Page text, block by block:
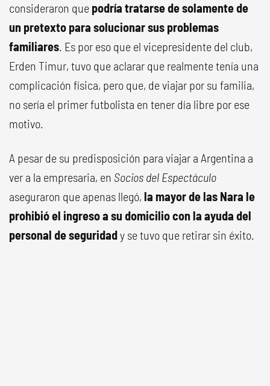
consideraron que podría tratarse de solamente de
un pretexto para solucionar sus problemas
familiares. Es por eso que el vicepresidente del club,
Erden Timur, tuvo que aclarar que realmente tenía una
complicación física, pero que, de viajar por su familia,
no sería el primer futbolista en tener día libre por ese
motivo.
A pesar de su predisposición para viajar a Argentina a
ver a la empresaria, en Socios del Espectáculo
aseguraron que apenas llegó, la mayor de las Nara le
prohibió el ingreso a su domicilio con la ayuda del
personal de seguridady se tuvo que retirar sin éxito.